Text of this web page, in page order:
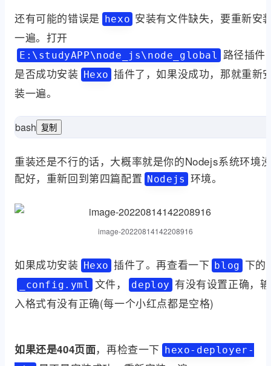
还有可能的错误是 hexo 安装有文件缺失，要重新安
一遍。打开
E:\studyAPP\node_js\node_global 路径插件
是否成功安装 Hexo 插件了，如果没成功，那就重新
装一遍。
bash 复制
重装还是不行的话，大概率就是你的Nodejs系统环境
配好，重新回到第四篇配置 Nodejs 环境。
image-20220814142208916
如果成功安装 Hexo 插件了。再查看一下 blog 下的
_config.yml 文件， deploy 有没有设置正确，输
入格式有没有正确(每一个小红点都是空格)
如果还是404页面，再检查一下 hexo-deployer-